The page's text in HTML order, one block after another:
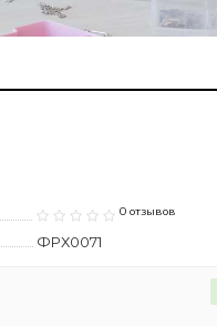
0 отзывов
ФРХ0071